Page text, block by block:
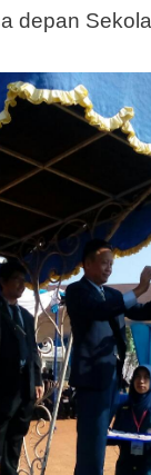
depan